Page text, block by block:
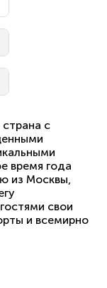
с
время года
из Москвы,
свои
и всемирно